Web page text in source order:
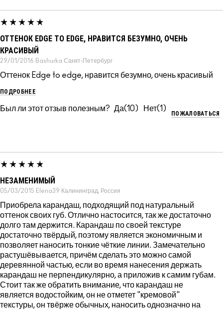
ОТТЕНОК EDGE TO EDGE, НРАВИТСЯ БЕЗУМНО, ОЧЕНЬ
КРАСИВЫЙ
29/01/2016 Bashurka Санкт-Петербург
Оттенок Edge to edge, нравится безумно, очень красивый
ПОДРОБНЕЕ
Был ли этот отзыв полезным? 10 1
ПОЖАЛОВАТЬСЯ
НЕЗАМЕНИМЫЙ
05/03/2015 Elena39 Калининград, Россия
Приобрела карандаш, подходящий под натуральный
оттенок своих губ. Отлично настосится, так же достаточно
долго там держится. Карандаш по своей текстуре
достаточно твёрдый, поэтому является экономичным и
позволяет наносить тонкие чёткие линии. Замечательно
растушёвывается, причём сделать это можно самой
деревянной частью, если во время нанесения держать
карандаш не перпендикулярно, а приложив к самим губам.
Стоит так же обратить внимание, что карандаш не
является водостойким, он не отметет "кремовой"
текстуры, он твёрже обычных, наносить однозначно на